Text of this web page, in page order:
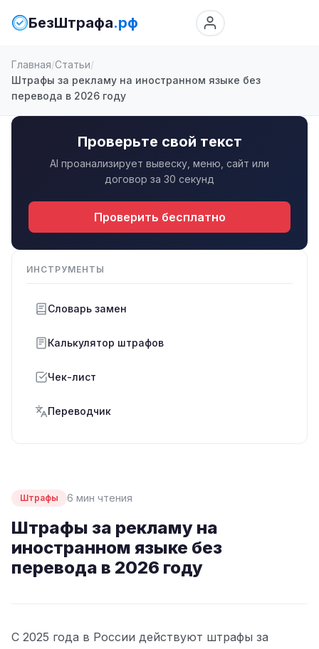
БезШтрафа.рф
Главная Статьи
Штрафы за рекламу на иностранном языке без
перевода в 2026 году
Штрафы 6 мин чтения
Штрафы за рекламу на
иностранном языке без
перевода в 2026 году
С 2025 года в России действуют штрафы за
Проверьте свой текст
AI проанализирует вывеску, меню, сайт или
договор за 30 секунд
Проверить бесплатно
ИНСТРУМЕНТЫ
Словарь замен
Калькулятор штрафов
Чек-лист
Переводчик